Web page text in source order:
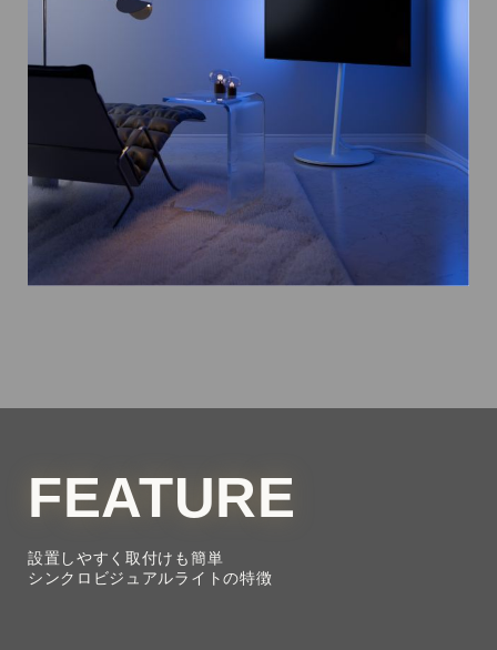
癒しモードの間接照明も、パープル・ブルー・レッドの3
色からお選びいただけます。 画面に合わせて色を設定す
れば、自分だけのリラックス空間になります。
FEATURE
設置しやすく取付けも簡単​
シンクロビジュアルライトの特徴​